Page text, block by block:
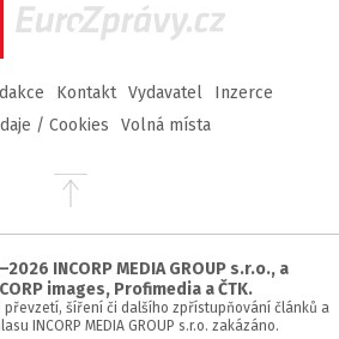
EuroZprávy.cz
Kontakt Vydavatel
Inzerce
/ Cookies
Volná místa
Přejít
stránky
INCORP MEDIA GROUP s.r.o., a
images, Profimedia a ČTK.
převzetí, šíření či dalšího zpřístupňování článků a
INCORP MEDIA GROUP s.r.o. zakázáno.